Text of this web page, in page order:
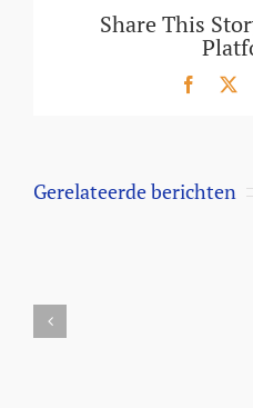
Share This
Gerelateerde berichten